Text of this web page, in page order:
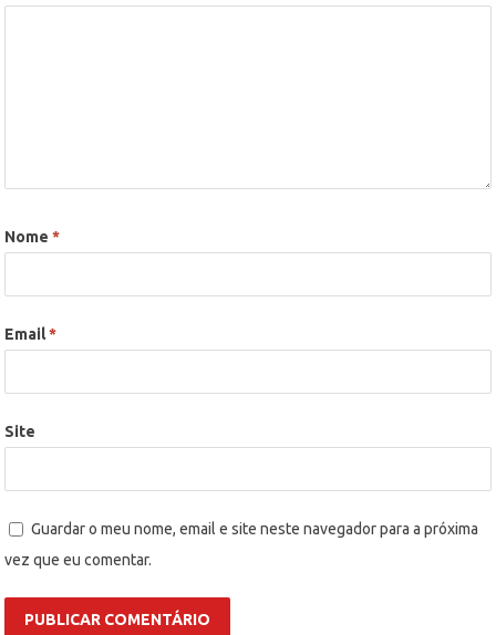
Nome*
Email*
Site
Guardar o meu nome, email e site neste navegador para a próxima
vez que eu comentar.